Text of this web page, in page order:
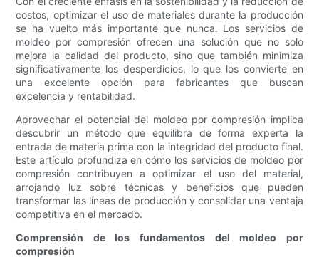
costos, optimizar el uso de materiales durante la producción
se ha vuelto más importante que nunca. Los servicios de
moldeo por compresión ofrecen una solución que no solo
mejora la calidad del producto, sino que también minimiza
significativamente los desperdicios, lo que los convierte en
una excelente opción para fabricantes que buscan
excelencia y rentabilidad.
Aprovechar el potencial del moldeo por compresión implica
descubrir un método que equilibra de forma experta la
entrada de materia prima con la integridad del producto final.
Este artículo profundiza en cómo los servicios de moldeo por
compresión contribuyen a optimizar el uso del material,
arrojando luz sobre técnicas y beneficios que pueden
transformar las líneas de producción y consolidar una ventaja
competitiva en el mercado.
Comprensión de los fundamentos del moldeo por
compresión